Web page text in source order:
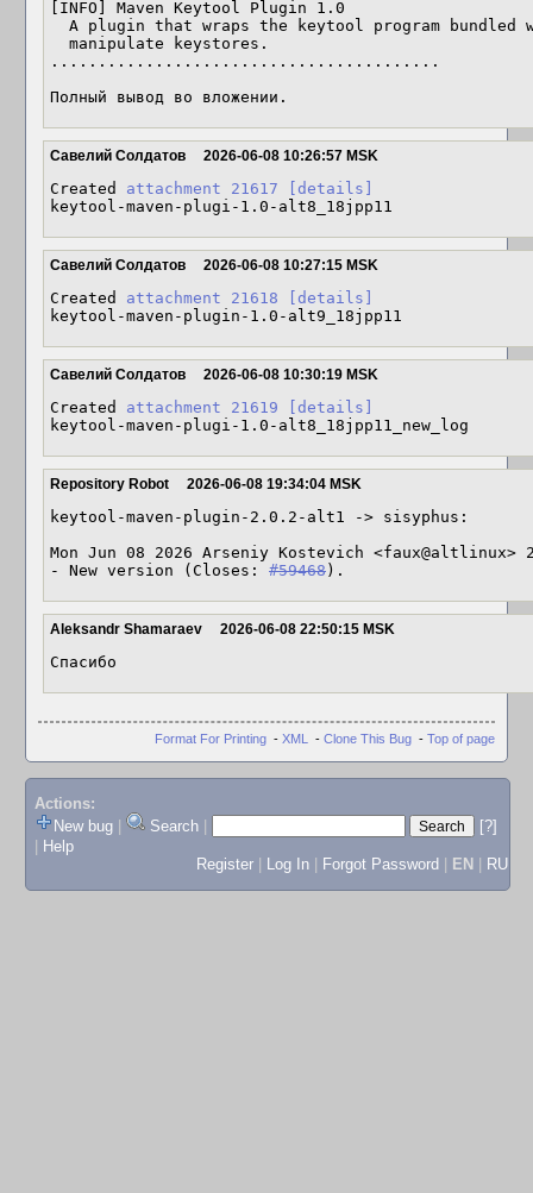
[INFO] Maven Keytool Plugin 1.0
.........................................
Полный вывод во вложении.
Савелий Солдатов 2026-06-08 10:26:57 MSK
Created attachment 21617
[details]
keytool-maven-plugi-1.0-alt8_18jpp11
Савелий Солдатов 2026-06-08 10:27:15 MSK
Created attachment 21618
[details]
keytool-maven-plugin-1.0-alt9_18jpp11
Савелий Солдатов 2026-06-08 10:30:19 MSK
Created attachment 21619
[details]
keytool-maven-plugi-1.0-alt8_18jpp11_new_log
Repository Robot 2026-06-08 19:34:04 MSK
keytool-maven-plugin-2.0.2-alt1 -> sisyphus:
Mon Jun 08 2026 Arseniy Kostevich
- New version (Closes: #59468 ).
Aleksandr Shamaraev 2026-06-08 22:50:15 MSK
Спасибо
Format For Printing - XML - Clone This Bug - Top of page
Actions:
New bug
Search
[?]
Help
Register
Log In Forgot Password EN RU